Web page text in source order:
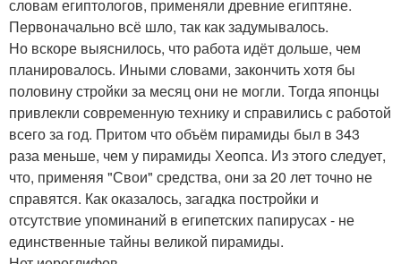
словам египтологов, применяли древние египтяне.
Первоначально всё шло, так как задумывалось.
Но вскоре выяснилось, что работа идёт дольше, чем
планировалось. Иными словами, закончить хотя бы
половину стройки за месяц они не могли. Тогда японцы
привлекли современную технику и справились с работой
всего за год. Притом что объём пирамиды был в 343
раза меньше, чем у пирамиды Хеопса. Из этого следует,
что, применяя "Свои" средства, они за 20 лет точно не
справятся. Как оказалось, загадка постройки и
отсутствие упоминаний в египетских папирусах - не
единственные тайны великой пирамиды.